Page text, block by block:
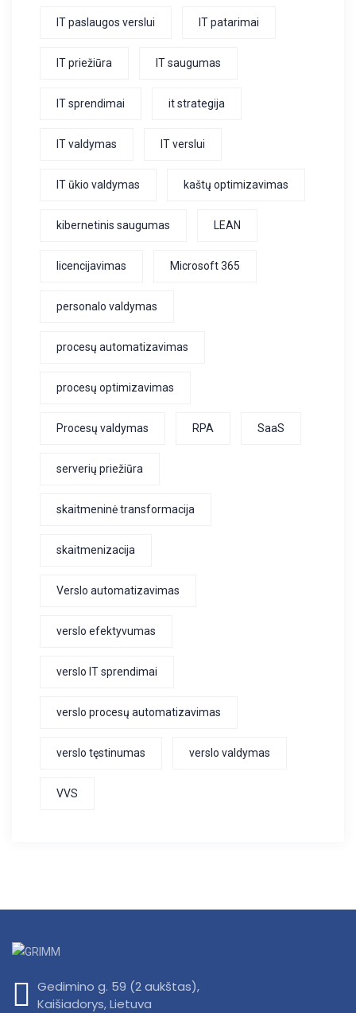
IT paslaugos verslui IT patarimai
IT priežiūra IT saugumas
IT sprendimai it strategija
IT valdymas IT verslui
IT ūkio valdymas kaštų optimizavimas
kibernetinis saugumas LEAN
licencijavimas Microsoft 365
personalo valdymas
procesų automatizavimas
procesų optimizavimas
Procesų valdymas RPA SaaS
serverių priežiūra
skaitmeninė transformacija
skaitmenizacija
Verslo automatizavimas
verslo efektyvumas
verslo IT sprendimai
verslo procesų automatizavimas
verslo tęstinumas verslo valdymas
VVS
Gedimino g. 59 (2 aukštas),
Kaišiadorys, Lietuva